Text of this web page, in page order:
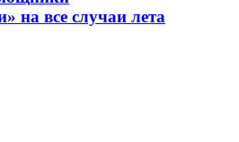
на все случаи лета